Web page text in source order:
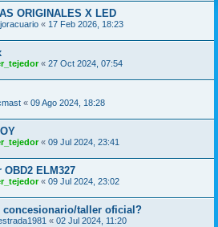
ORIGINALES X LED
« 17 Feb 2026, 18:23
« 27 Oct 2024, 07:54
« 09 Ago 2024, 18:28
« 09 Jul 2024, 23:41
ELM327
« 09 Jul 2024, 23:02
concesionario/taller oficial?
« 02 Jul 2024, 11:20